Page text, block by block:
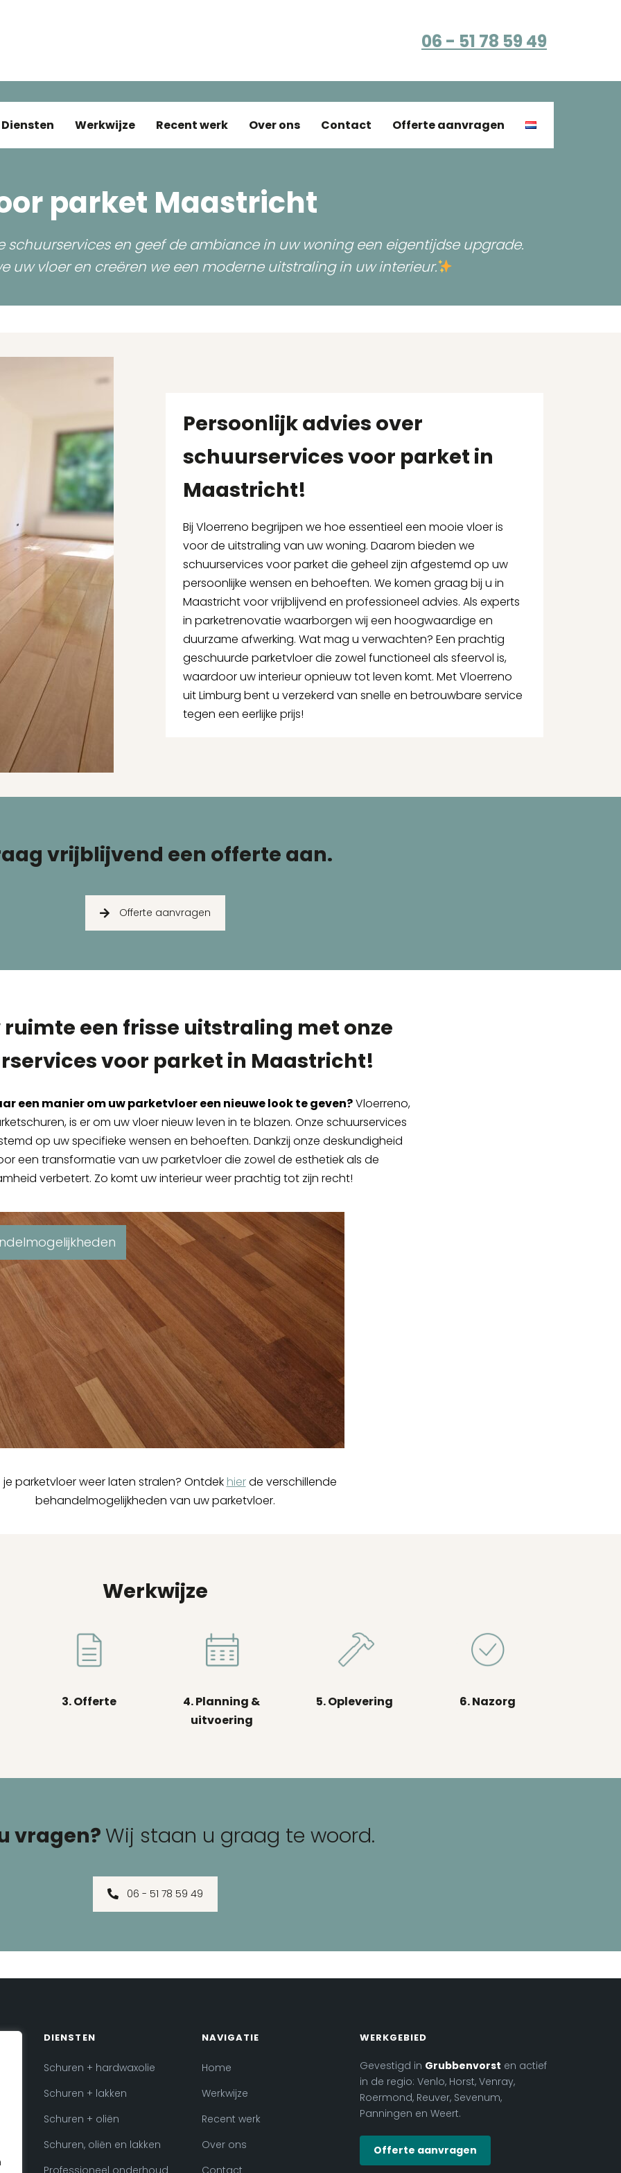
06 - 51 78 59 49
Diensten Werkwijze Recent werk Over ons Contact Offerte aanvragen
parket Maastricht
schuurservices en geef de ambiance in uw woning een eigentijdse upgrade.
uw vloer en creëren we een moderne uitstraling in uw interieur.
Persoonlijk advies over
schuurservices voor parket in
Maastricht!
Bij Vloerreno begrijpen we hoe essentieel een mooie vloer is
voor de uitstraling van uw woning. Daarom bieden we
schuurservices voor parket die geheel zijn afgestemd op uw
persoonlijke wensen en behoeften. We komen graag bij u in
Maastricht voor vrijblijvend en professioneel advies. Als experts
in parketrenovatie waarborgen wij een hoogwaardige en
duurzame afwerking. Wat mag u verwachten? Een prachtig
geschuurde parketvloer die zowel functioneel als sfeervol is,
waardoor uw interieur opnieuw tot leven komt. Met Vloerreno
uit Limburg bent u verzekerd van snelle en betrouwbare service
tegen een eerlijke prijs!
vrijblijvend een offerte aan.
Offerte aanvragen
ruimte een frisse uitstraling met onze
voor parket in Maastricht!
een manier om uw parketvloer een nieuwe look te geven?Vloerreno,
is er om uw vloer nieuw leven in te blazen. Onze schuurservices
op uw specifieke wensen en behoeften. Dankzij onze deskundigheid
een transformatie van uw parketvloer die zowel de esthetiek als de
verbetert. Zo komt uw interieur weer prachtig tot zijn recht!
je parketvloer weer laten stralen? Ontdek hierde verschillende
behandelmogelijkheden van uw parketvloer.
Werkwijze
3. Offerte
4. Planning &
uitvoering
5. Oplevering 6. Nazorg
vragen? Wij staan u graag te woord.
06 - 51 78 59 49
DIENSTEN
Schuren + hardwaxolie
Schuren + lakken
Schuren + oliën
Schuren, oliën en lakken
Professioneel onderhoud
NAVIGATIE
Home
Werkwijze
Recent werk
Over ons
Contact
WERKGEBIED
Gevestigd in Grubbenvorst en actief
in de regio: Venlo, Horst, Venray,
Roermond, Reuver, Sevenum,
Panningen en Weert.
Offerte aanvragen